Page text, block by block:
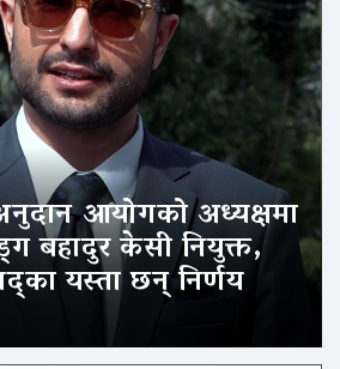
अनुदान आयोगको अध्यक्षमा
बहादुर केसी नियुक्त,
यस्ता छन् निर्णय